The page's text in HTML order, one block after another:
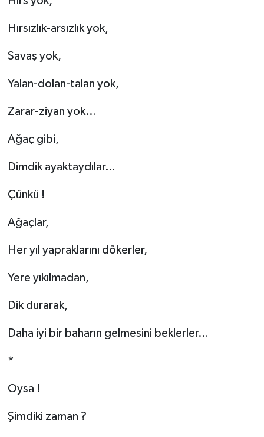
Hırsızlık-arsızlık yok,
Savaş yok,
Yalan-dolan-talan yok,
Zarar-ziyan yok…
Ağaç gibi,
Dimdik ayaktaydılar…
Çünkü !
Ağaçlar,
Her yıl yapraklarını dökerler,
Yere yıkılmadan,
Dik durarak,
Daha iyi bir baharın gelmesini beklerler…
*
Oysa !
Şimdiki zaman ?